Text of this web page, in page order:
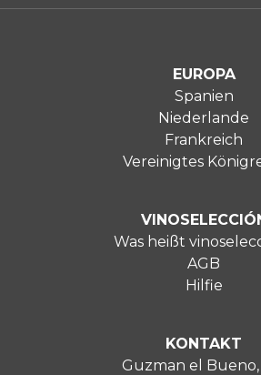
EUROPA
Spanien
Niederlande
Frankreich
Vereinigtes
Was heißt
AGB
Hilfie
KONTAKT
Guzman el Bueno,